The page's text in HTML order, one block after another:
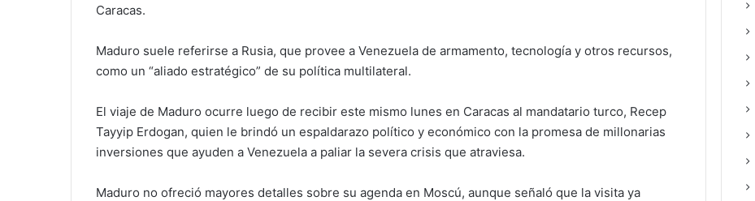
Caracas.
Maduro suele referirse a Rusia, que provee a Venezuela de armamento, tecnología y otros recursos,
como un “aliado estratégico” de su política multilateral.
El viaje de Maduro ocurre luego de recibir este mismo lunes en Caracas al mandatario turco, Recep
Tayyip Erdogan, quien le brindó un espaldarazo político y económico con la promesa de millonarias
inversiones que ayuden a Venezuela a paliar la severa crisis que atraviesa.
Maduro no ofreció mayores detalles sobre su agenda en Moscú, aunque señaló que la visita ya